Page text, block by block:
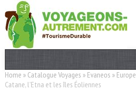
Actualités
Home » Catalogue Voyages » Evaneos » Europe
Catane, l'Etna et les îles Éoliennes